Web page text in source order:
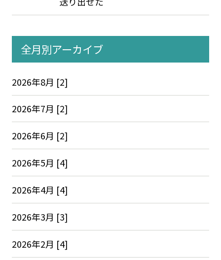
全月別アーカイブ
2026年8月 [2]
2026年7月 [2]
2026年6月 [2]
2026年5月 [4]
2026年4月 [4]
2026年3月 [3]
2026年2月 [4]